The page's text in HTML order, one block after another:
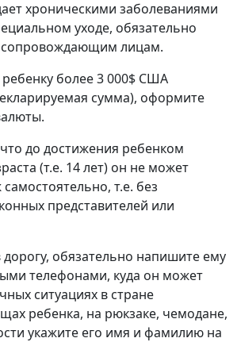
хроническими заболеваниями
уходе, обязательно
лицам.
более 3 000$ США
сумма), оформите
до достижения ребенком
(т.е. 14 лет) он не может
т.е. без
представителей или
обязательно напишите ему
телефонами, куда он может
ситуациях в стране
ребенка, на рюкзаке, чемодане,
укажите его имя и фамилию на